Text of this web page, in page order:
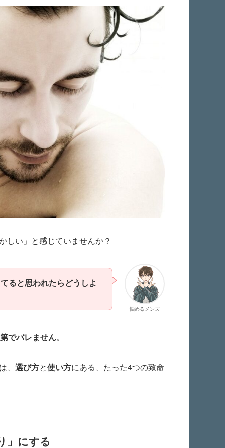
しい」と感じていませんか？
悩めるメンズ
ると思われたらどうしよ
でバレません。
選び方と使い方にある、たった4つの致命
」にする